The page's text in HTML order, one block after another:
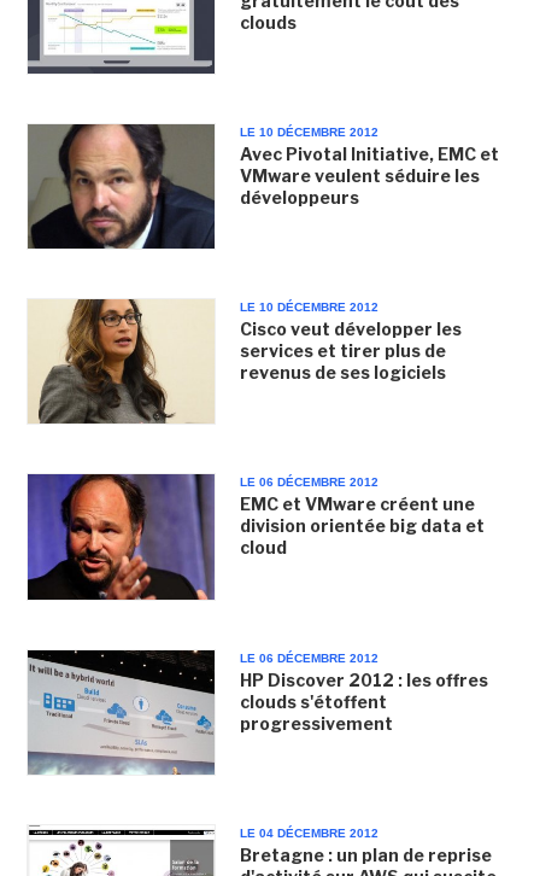
clouds
LE 10 DÉCEMBRE 2012
Avec Pivotal Initiative, EMC et
VMware veulent séduire les
développeurs
LE 10 DÉCEMBRE 2012
Cisco veut développer les
services et tirer plus de
revenus de ses logiciels
LE 06 DÉCEMBRE 2012
EMC et VMware créent une
division orientée big data et
cloud
LE 06 DÉCEMBRE 2012
HP Discover 2012 : les offres
clouds s'étoffent
progressivement
LE 04 DÉCEMBRE 2012
Bretagne : un plan de reprise